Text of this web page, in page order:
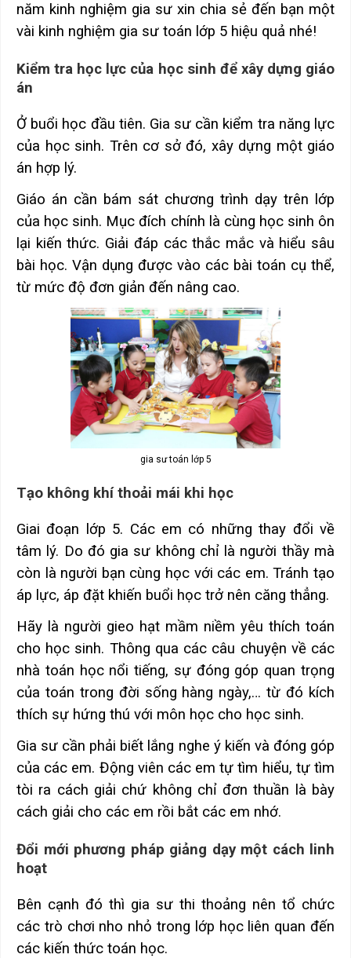
năm kinh nghiệm gia sư xin chia sẻ đến bạn một
vài kinh nghiệm gia sư toán lớp 5 hiệu quả nhé!
Kiểm tra học lực của học sinh để xây dựng giáo
án
Ở buổi học đầu tiên. Gia sư cần kiểm tra năng lực
của học sinh. Trên cơ sở đó, xây dựng một giáo
án hợp lý.
Giáo án cần bám sát chương trình dạy trên lớp
của học sinh. Mục đích chính là cùng học sinh ôn
lại kiến thức. Giải đáp các thắc mắc và hiểu sâu
bài học. Vận dụng được vào các bài toán cụ thể,
từ mức độ đơn giản đến nâng cao.
gia sư toán lớp 5
Tạo không khí thoải mái khi học
Giai đoạn lớp 5. Các em có những thay đổi về
tâm lý. Do đó gia sư không chỉ là người thầy mà
còn là người bạn cùng học với các em. Tránh tạo
áp lực, áp đặt khiến buổi học trở nên căng thẳng.
Hãy là người gieo hạt mầm niềm yêu thích toán
cho học sinh. Thông qua các câu chuyện về các
nhà toán học nổi tiếng, sự đóng góp quan trọng
của toán trong đời sống hàng ngày,… từ đó kích
thích sự hứng thú với môn học cho học sinh.
Gia sư cần phải biết lắng nghe ý kiến và đóng góp
của các em. Động viên các em tự tìm hiểu, tự tìm
tòi ra cách giải chứ không chỉ đơn thuần là bày
cách giải cho các em rồi bắt các em nhớ.
Đổi mới phương pháp giảng dạy một cách linh
hoạt
Bên cạnh đó thì gia sư thi thoảng nên tổ chức
các trò chơi nho nhỏ trong lớp học liên quan đến
các kiến thức toán học.